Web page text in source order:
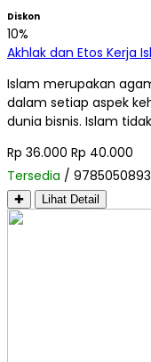
Diskon
10%
Akhlak dan Etos Kerja
Islam merupakan
dalam setiap aspek
dunia bisnis. Islam
Rp 36.000 Rp 40.000
Tersedia / 9785050893
✚ Lihat Detail